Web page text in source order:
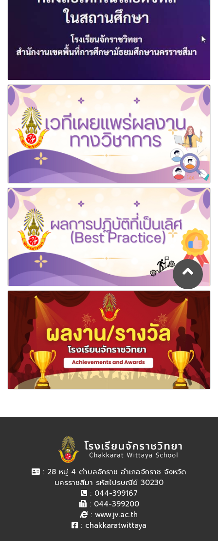
: 28 หมู่ 4 ตำบลจักราช อำเภอจักราช จังหวัด
นครราชสีมา รหัสไปรษณีย์ 30230
: 044-399167
: 044-399200
: www.jv.ac.th
: chakkaratwittaya